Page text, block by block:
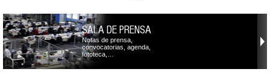
SALA DE PRENSA
Notas de prensa,
convocatorias, agenda,
fototeca,…